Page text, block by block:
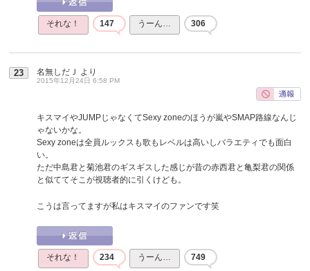
それな！ 147 うーん… 306
23 名無しだＪ より
2015年12月24日 6:58 PM
キスマイやJUMPじゃなくてSexy zoneのほうが嵐やSMAP路線なんじ
ゃないかな。
Sexy zoneは全員ルックスも歌もレベルは高いしバラエティでも面白
い。
ただ中島君と菊池君のギスギスした感じが昔の赤西君と亀梨君の関係
と似ててそこが視聴者的に引くけども。
こうは言ってますが私はキスマイのファンです笑
それな！ 234 うーん… 749